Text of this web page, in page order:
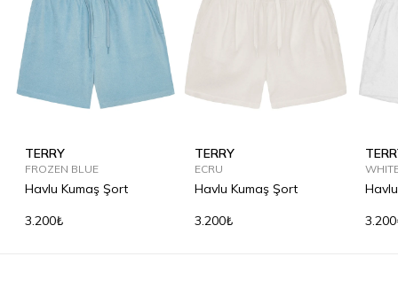
TERRY
FROZEN BLUE
Havlu Kumaş Şort
3.200₺
TERRY
ECRU
Havlu Kumaş Şort
3.200₺